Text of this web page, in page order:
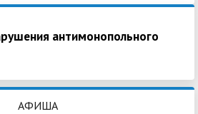
антимонопольного
АФИША